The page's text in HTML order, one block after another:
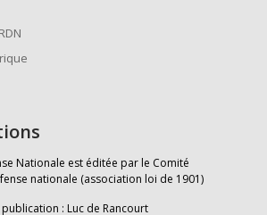
Nationale est éditée par le Comité
nationale (association loi de 1901)
: Luc de Rancourt